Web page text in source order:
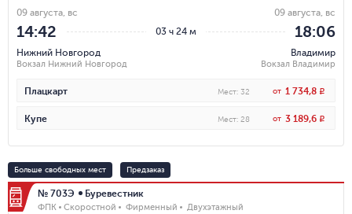
03 ч 24 м
09 августа, вс
14:42
Нижний Новгород
Вокзал Нижний Новгород
09 августа, вс
18:06
Владимир
Вокзал Владимир
Плацкарт Мест: 32 от 1 734,8 R
Купе Мест: 28 от 3 189,6 R
Больше свободных мест Предзаказ
№ 703Э Буревестник
ФПК Скоростной Фирменный
Двухэтажный